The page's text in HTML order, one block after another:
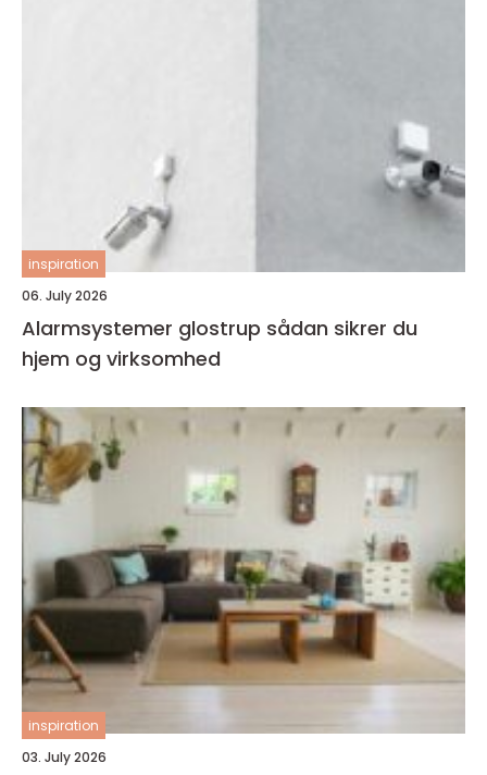
inspiration
06. July 2026
Alarmsystemer glostrup sådan sikrer du
hjem og virksomhed
inspiration
03. July 2026